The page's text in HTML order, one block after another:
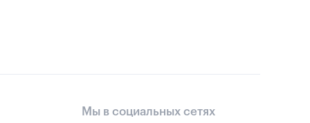
Мы в социальных сетях